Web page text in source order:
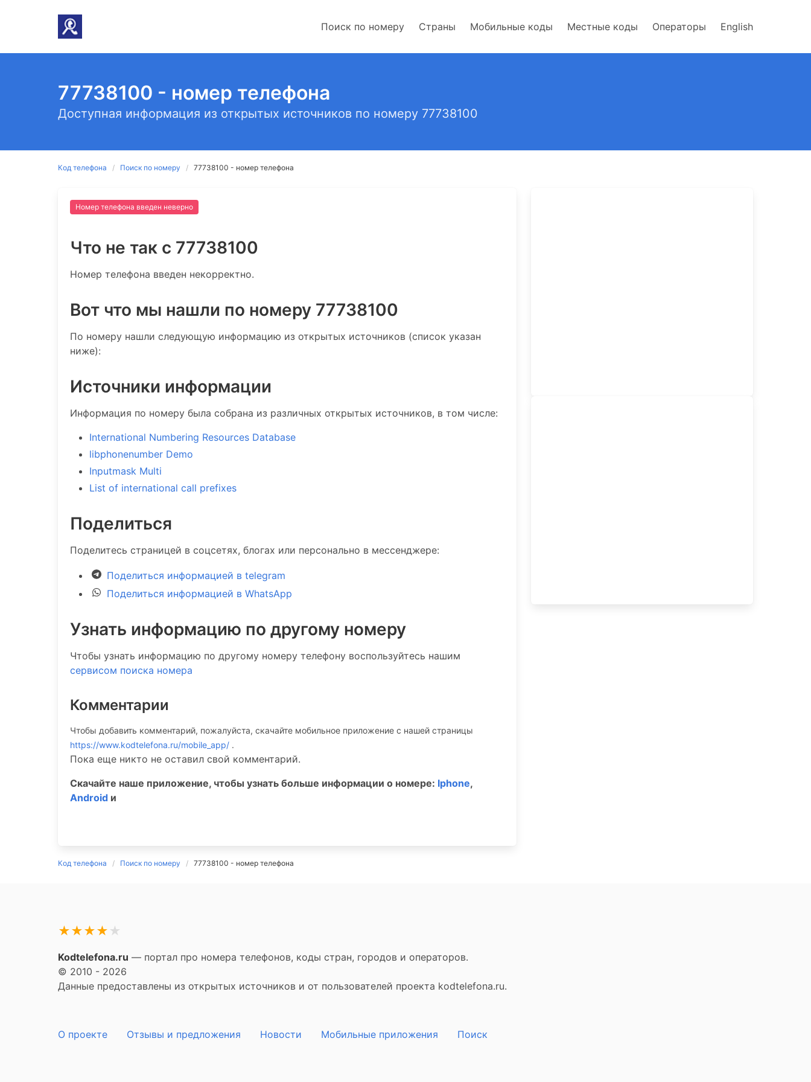
Поиск по номеру Страны Мобильные коды Местные коды Операторы English
77738100 - номер телефона
Доступная информация из открытых источников по номеру 77738100
Код телефона Поиск по номеру 77738100 - номер телефона
Номер телефона введен неверно
Что не так c 77738100
Номер телефона введен некорректно.
Вот что мы нашли по номеру 77738100
По номеру нашли следующую информацию из открытых источников (список указан
ниже):
Источники информации
Информация по номеру была собрана из различных открытых источников, в том числе:
International Numbering Resources Database
libphonenumber Demo
Inputmask Multi
List of international call prefixes
Поделиться
Поделитесь страницей в соцсетях, блогах или персонально в мессенджере:
Поделиться информацией в telegram
Поделиться информацией в WhatsApp
Узнать информацию по другому номеру
Чтобы узнать информацию по другому номеру телефону воспользуйтесь нашим
сервисом поиска номера
Комментарии
Чтобы добавить комментарий, пожалуйста, скачайте мобильное приложение c нашей страницы
https://www.kodtelefona.ru/mobile_app/ .
Пока еще никто не оставил свой комментарий.
Скачайте наше приложение, чтобы узнать больше информации о номере: Iphone,
Android и
Код телефона Поиск по номеру 77738100 - номер телефона
★
★
★
★
★
Kodtelefona.ru — портал про номера телефонов, коды стран, городов и операторов.
© 2010 - 2026
Данные предоставлены из открытых источников и от пользователей проекта kodtelefona.ru.
О проекте Отзывы и предложения Новости Мобильные приложения Поиск